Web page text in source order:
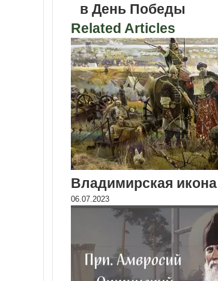
в День Победы
Related Articles
Владимирская
06.07.2023